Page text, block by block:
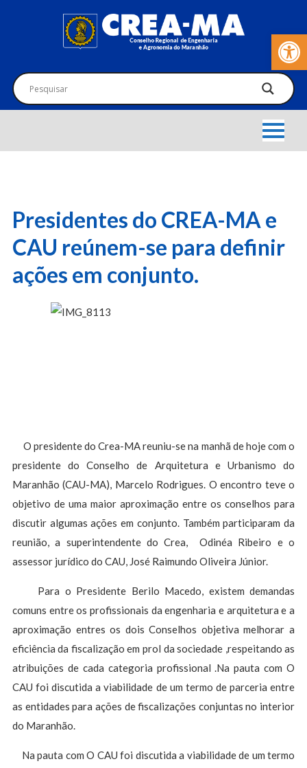
Barra de
Presidentes do CREA-MA e
CAU reúnem-se para definir
ações em conjunto.
O presidente do Crea-MA reuniu-se na manhã de hoje com o
presidente do Conselho de Arquitetura e Urbanismo do
Maranhão (CAU-MA), Marcelo Rodrigues. O encontro teve o
objetivo de uma maior aproximação entre os conselhos para
discutir algumas ações em conjunto. Também participaram da
reunião, a superintendente do Crea, Odinéa Ribeiro e o
assessor jurídico do CAU, José Raimundo Oliveira Júnior.
Para o Presidente Berilo Macedo, existem demandas
comuns entre os profissionais da engenharia e arquitetura e a
aproximação entres os dois Conselhos objetiva melhorar a
eficiência da fiscalização em prol da sociedade ,respeitando as
atribuições de cada categoria profissional .Na pauta com O
CAU foi discutida a viabilidade de um termo de parceria entre
as entidades para ações de fiscalizações conjuntas no interior
do Maranhão.
Na pauta com O CAU foi discutida a viabilidade de um termo